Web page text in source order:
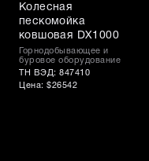
Колесная
пескомойка
ковшовая DX1000
Горнодобывающее и
буровое оборудование
ТН ВЭД: 847410
Цена: $26542